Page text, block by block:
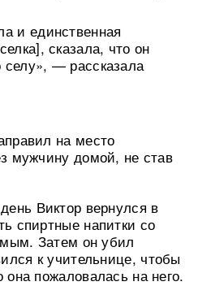
и единственная
сказала, что он
— рассказала
на место
мужчину домой, не став
Виктор вернулся в
спиртные напитки со
Затем он убил
к учительнице, чтобы
пожаловалась на него.